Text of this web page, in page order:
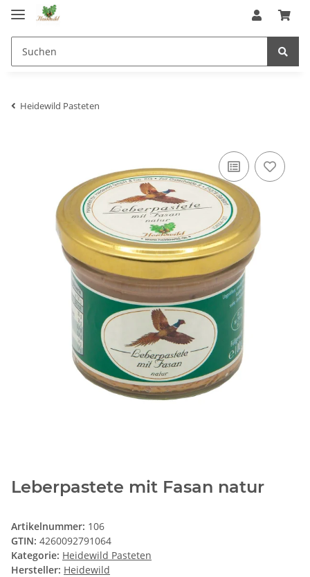
Heidewild Pasteten
Leberpastete mit Fasan natur
Artikelnummer: 106
GTIN: 4260092791064
Kategorie: Heidewild Pasteten
Hersteller: Heidewild